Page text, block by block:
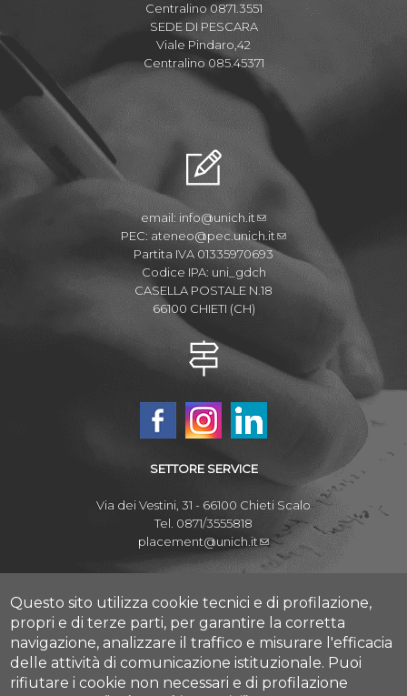
Centralino 0871.3551
SEDE DI PESCARA
Viale Pindaro,42
Centralino 085.45371
email: info@unich.it
PEC: ateneo@pec.unich.it
Partita IVA 01335970693
Codice IPA: uni_gdch
CASELLA POSTALE N.18
66100 CHIETI (CH)
SETTORE SERVICE
Via dei Vestini, 31 - 66100 Chieti Scalo
Tel. 0871/3555818
placement@unich.it
Mappa Campus Chieti
Mappa Campus Pescara
Amministrazione Trasparente
Questo sito utilizza cookie tecnici e di profilazione,
propri e di terze parti, per garantire la corretta
navigazione, analizzare il traffico e misurare l'efficacia
delle attività di comunicazione istituzionale. Puoi
rifiutare i cookie non necessari e di profilazione